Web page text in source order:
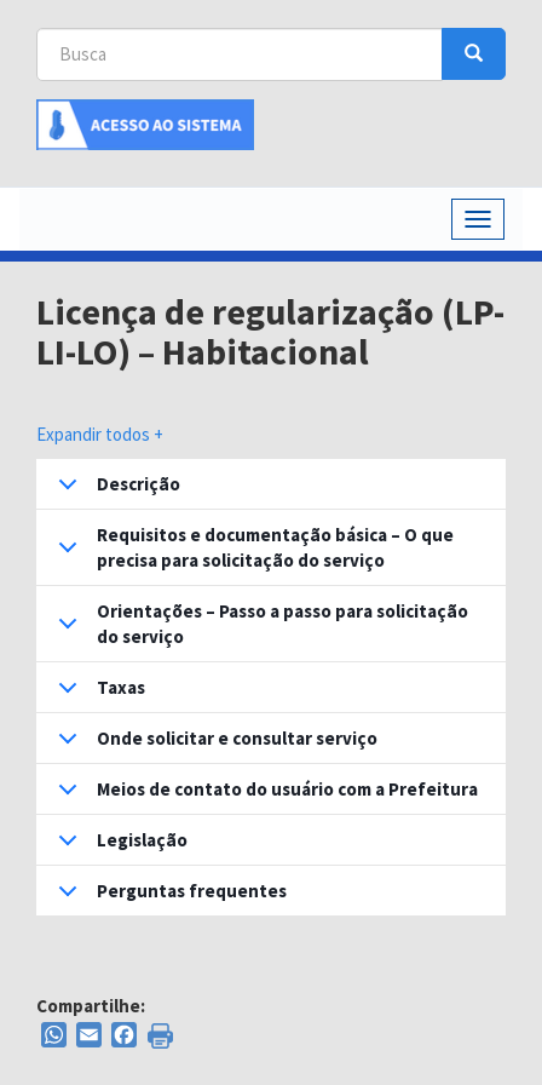
Buscar
Busca
Busca
Toggle
Licença de regularização (LP-
LI-LO) – Habitacional
Expandir todos +
Descrição
Requisitos e documentação básica – O que
precisa para solicitação do serviço
Orientações – Passo a passo para solicitação
do serviço
Taxas
Onde solicitar e consultar serviço
Meios de contato do usuário com a Prefeitura
Legislação
Perguntas frequentes
Compartilhe:
WhatsApp
EmailFacebook